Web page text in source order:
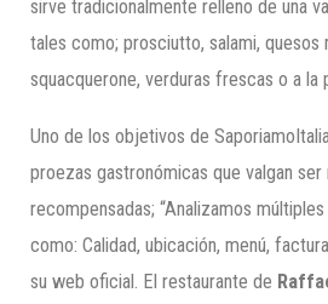
sirve tradicionalmente relleno de una
tales como; prosciutto, salami, quesos
squacquerone, verduras frescas o a la
Uno de los objetivos de
proezas gastronómicas que valgan
recompensadas; “Analizamos
como: Calidad, ubicación, menú,
su web oficial. El restaurante de